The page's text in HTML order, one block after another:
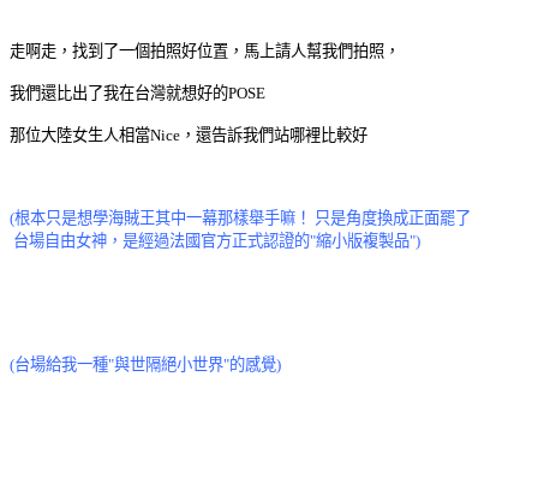
走啊走，找到了一個拍照好位置，馬上請人幫我們拍照，
我們還比出了我在台灣就想好的POSE
那位大陸女生人相當Nice，還告訴我們站哪裡比較好
(根本只是想學海賊王其中一幕那樣舉手嘛！ 只是角度換成正面罷了
台場自由女神，是經過法國官方正式認證的"縮小版複製品")
(台場給我一種"與世隔絕小世界"的感覺)